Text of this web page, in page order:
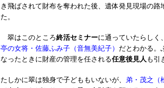
き飛ばされて財布を奪われた後、遺体発見現場の
た。
翠はこのところ終活セミナーに通っていたらしく
亭の女将・佐藤ふみ子（音無美紀子） だとわかる。
なったときに財産の管理を任される任意後見人 も引
たしかに翠は独身で子どももいないが、 弟・茂之（